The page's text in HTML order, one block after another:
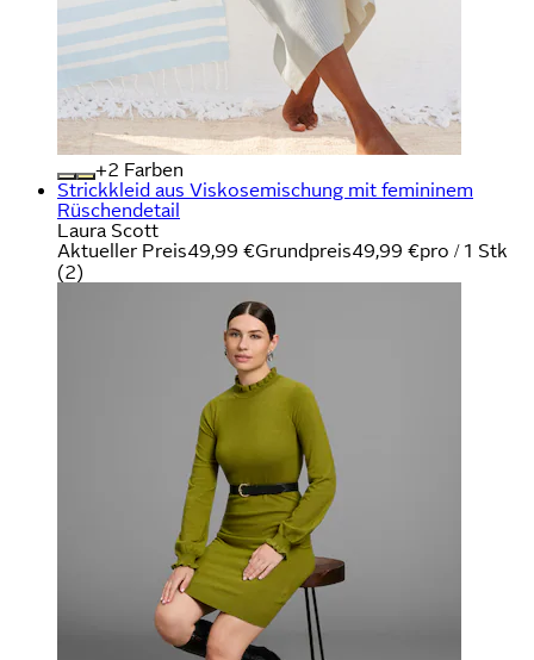
+
Farben
Strickkleid aus Viskosemischung mit femininem
Rüschendetail
Laura Scott
Aktueller Preis49,99 €Grundpreis49,99 €pro / 1 Stk
(2)